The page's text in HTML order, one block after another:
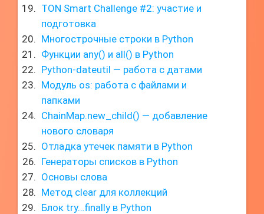
TON Smart Challenge #2: участие и
подготовка
Многострочные строки в Python
Функции any() и all() в Python
Python-dateutil — работа с датами
Модуль os: работа с файлами и
папками
ChainMap.new_child() — добавление
нового словаря
Отладка утечек памяти в Python
Генераторы списков в Python
Основы слова
Метод clear для коллекций
Блок try…finally в Python